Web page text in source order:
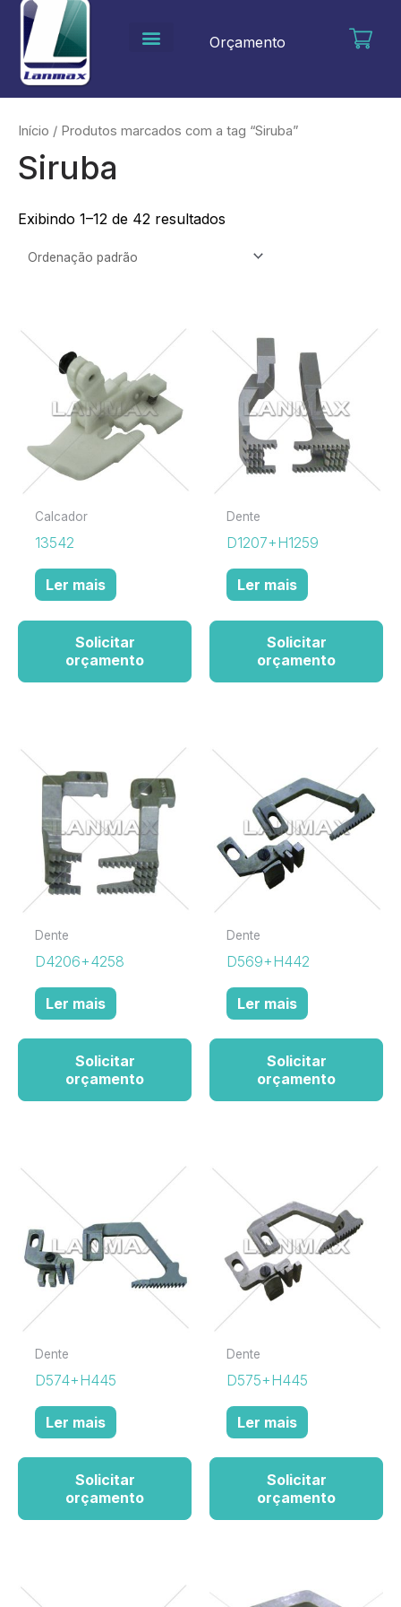
para
conteúdo
Orçamento
Início / Produtos marcados com a tag “Siruba”
Siruba
Exibindo 1–12 de 42 resultados
Calcador
13542
Ler mais
Solicitar
orçamento
Dente
D1207+H1259
Ler mais
Solicitar
orçamento
Dente
D4206+4258
Ler mais
Solicitar
orçamento
Dente
D569+H442
Ler mais
Solicitar
orçamento
Dente
D574+H445
Ler mais
Solicitar
orçamento
Dente
D575+H445
Ler mais
Solicitar
orçamento